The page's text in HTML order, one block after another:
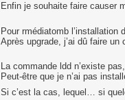
Enfin je souhaite faire causer
Pour rmédiatomb l’installation
Après upgrade, j’ai dû faire un
La commande ldd n’existe
Peut-être que je n’ai pas
Si c’est la cas, lequel… si